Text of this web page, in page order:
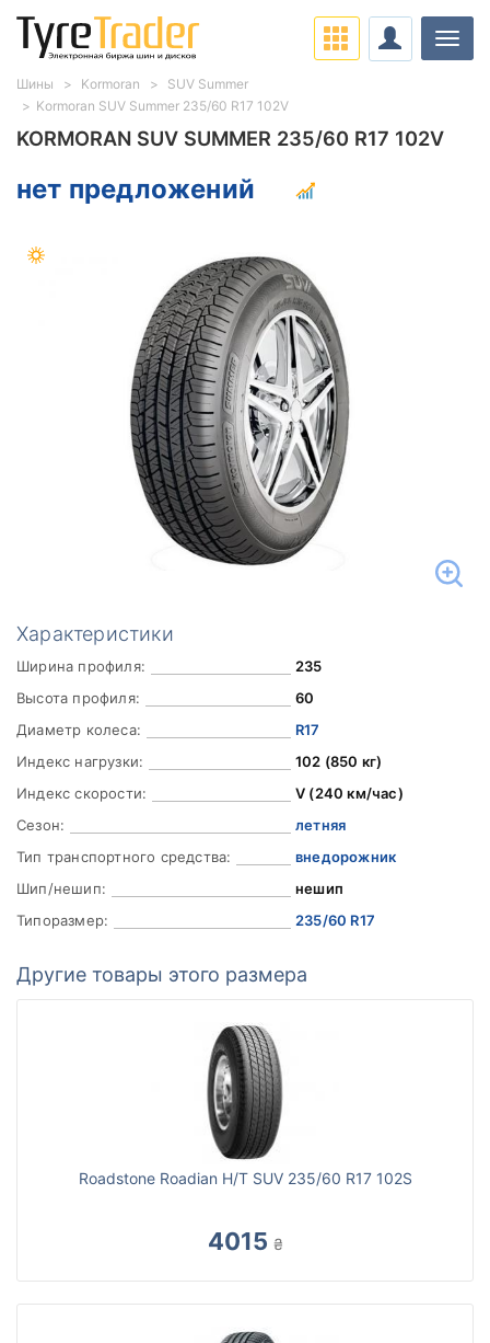
KORMORAN SUV SUMMER 235/60 R17 102V
нет предложений
Характеристики
Ширина профиля:
235
Высота профиля:
60
Диаметр колеса:
R17
Индекс нагрузки:
102 (850 кг)
Индекс скорости:
V (240 км/час)
Сезон:
летняя
Тип транспортного средства:
внедорожник
Шип/нешип:
нешип
Типоразмер:
235/60 R17
Другие товары этого размера
Roadstone Roadian H/T SUV 235/60 R17 102S
4015 ₴
Шины Kormoran
SUV Summer
Kormoran SUV Summer 235/60 R17 102V